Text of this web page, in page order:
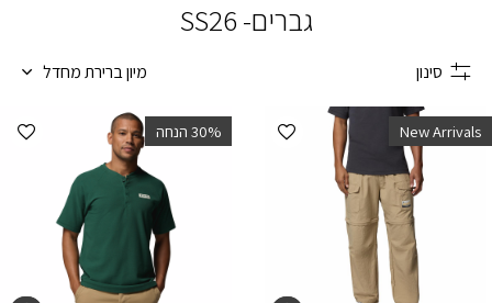
גברים- SS26
סינון מיון ברירת מחדל
הוספה למועדפים New Arrivals ‫30% הנחה